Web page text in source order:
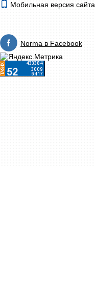
Мобильная версия сайта
Norma в Facebook